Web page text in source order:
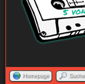
Homepage